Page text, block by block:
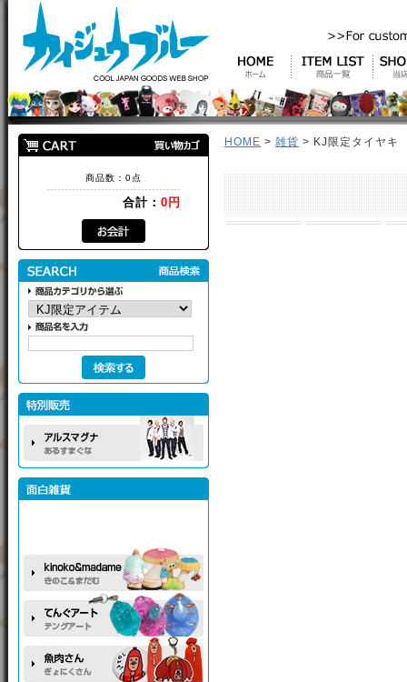
商品数：0点
合計： 0円
HOME > 雑貨 > KJ限定タイヤキ